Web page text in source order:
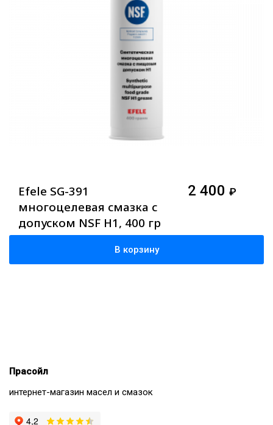
Efele SG-391
многоцелевая смазка с
допуском NSF H1, 400 гр
2 400 ₽
В корзину
Прасойл
интернет-магазин масел и смазок